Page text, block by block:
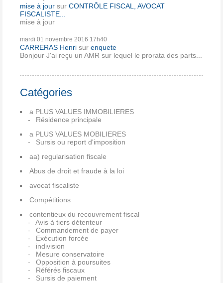
mise à jour sur CONTRÔLE FISCAL, AVOCAT
FISCALISTE...
mise à jour
mardi 01 novembre 2016 17h40
CARRERAS Henri sur enquete
Bonjour J'ai reçu un AMR sur lequel le prorata des parts...
Catégories
a PLUS VALUES IMMOBILIERES
Résidence principale
a PLUS VALUES MOBILIERES
Sursis ou report d'imposition
aa) regularisation fiscale
Abus de droit et fraude à la loi
avocat fiscaliste
Compétitions
contentieux du recouvrement fiscal
Avis à tiers détenteur
Commandement de payer
Exécution forcée
indivision
Mesure conservatoire
Opposition à poursuites
Référés fiscaux
Sursis de paiement